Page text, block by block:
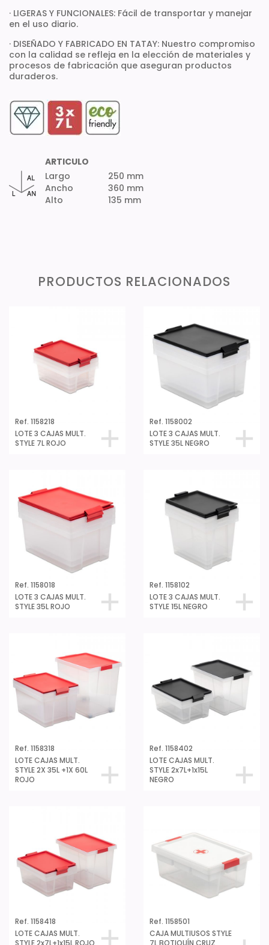
· LIGERAS Y FUNCIONALES: Fácil de transportar y manejar
en el uso diario.
· DISEÑADO Y FABRICADO EN TATAY: Nuestro compromiso
con la calidad se refleja en la elección de materiales y
procesos de fabricación que aseguran productos
duraderos.
ARTICULO
Largo
Ancho
Alto
250 mm
360 mm
135 mm
PRODUCTOS RELACIONADOS
Ref. 1158218
LOTE 3 CAJAS MULT.
STYLE 7L ROJO
Ref. 1158002
LOTE 3 CAJAS MULT.
STYLE 35L NEGRO
Ref. 1158018
LOTE 3 CAJAS MULT.
STYLE 35L ROJO
Ref. 1158102
LOTE 3 CAJAS MULT.
STYLE 15L NEGRO
Ref. 1158318
LOTE CAJAS MULT.
STYLE 2X 35L +1X 60L
ROJO
Ref. 1158402
LOTE CAJAS MULT.
STYLE 2x7L+1x15L
NEGRO
Ref. 1158418
LOTE CAJAS MULT.
STYLE 2x7L+1x15L ROJO
Ref. 1158501
CAJA MULTIUSOS STYLE
7L BOTIQUÍN CRUZ